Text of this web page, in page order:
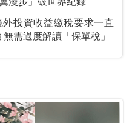
投資收益繳稅要求一直
存在 港保險產品競爭力強 無需過度解讀「保單稅」